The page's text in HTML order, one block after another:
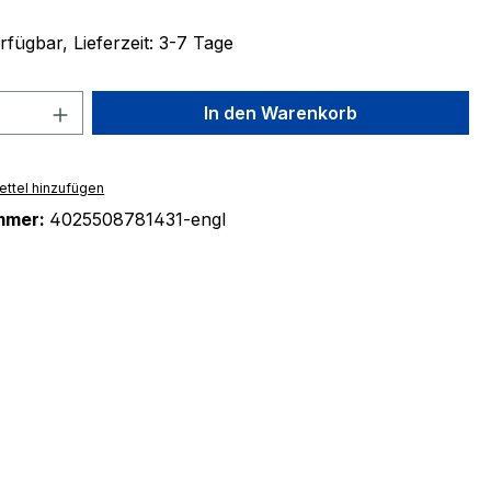
Lieferzeit: 3-7 Tage
Anzahl: Gib den gewünschten Wert
In den Warenkorb
hinzufügen
4025508781431-engl